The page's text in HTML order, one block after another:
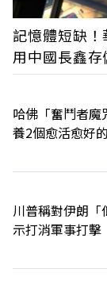
記憶體短缺
用中國長鑫存
哈佛「奮鬥者
養2個愈活愈好
川普稱對伊朗
示打消軍事打擊